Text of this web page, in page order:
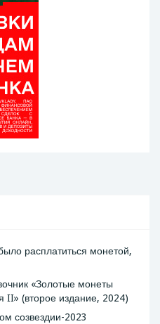
расплатиться монетой,
«Золотые монеты
II» (второе издание, 2024)
созвездии-2023